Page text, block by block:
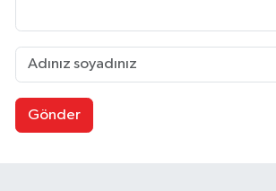
Gönder